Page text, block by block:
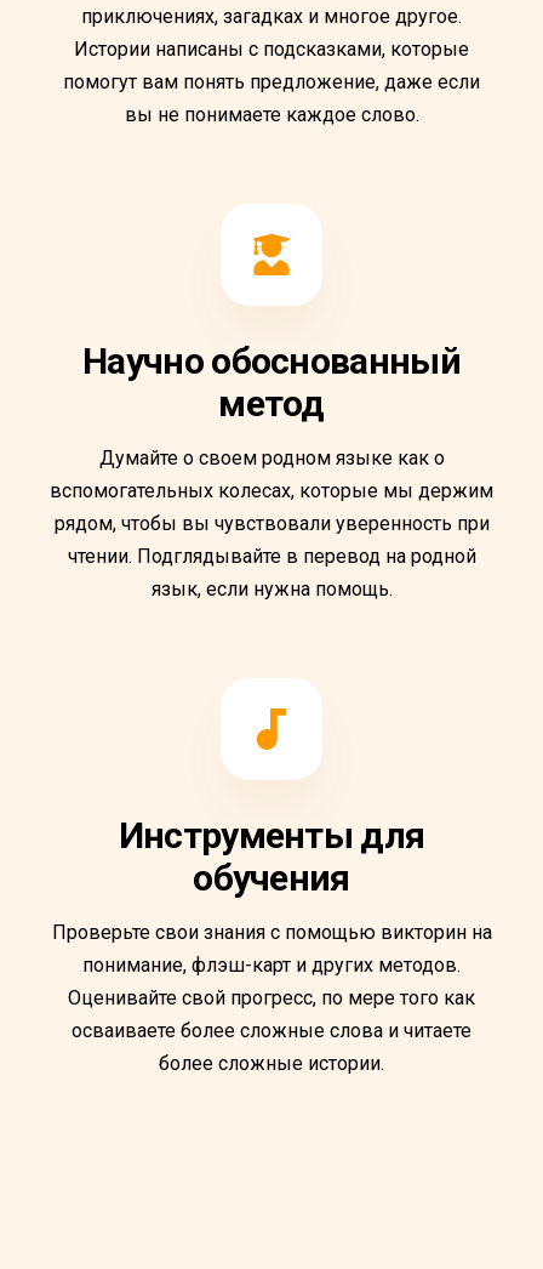
приключениях, загадках и многое другое.
Истории написаны с подсказками, которые
помогут вам понять предложение, даже если
вы не понимаете каждое слово.
Научно обоснованный
метод
Думайте о своем родном языке как о
вспомогательных колесах, которые мы держим
рядом, чтобы вы чувствовали уверенность при
чтении. Подглядывайте в перевод на родной
язык, если нужна помощь.
Инструменты для
обучения
Проверьте свои знания с помощью викторин на
понимание, флэш-карт и других методов.
Оценивайте свой прогресс, по мере того как
осваиваете более сложные слова и читаете
более сложные истории.